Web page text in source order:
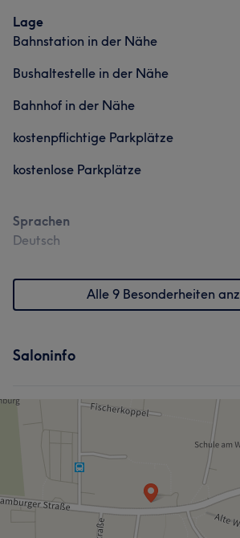
Lage
Bahnstation in der Nähe
Bushaltestelle in der Nähe
Bahnhof in der Nähe
kostenpflichtige Parkplätze
kostenlose Parkplätze
Sprachen
Deutsch
Alle 9 Besonderheiten
Saloninfo